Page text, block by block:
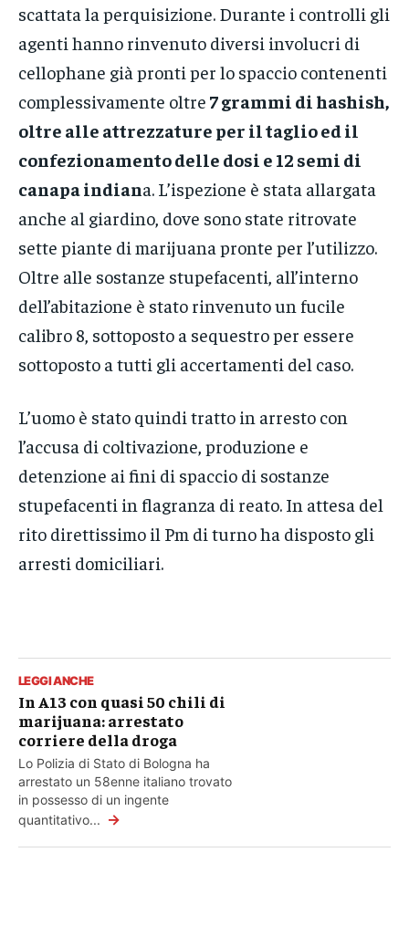
scattata la perquisizione. Durante i controlli gli
agenti hanno rinvenuto diversi involucri di
cellophane già pronti per lo spaccio contenenti
complessivamente oltre 7 grammi di hashish,
oltre alle attrezzature per il taglio ed il
confezionamento delle dosi e 12 semi di
canapa indiana. L’ispezione è stata allargata
anche al giardino, dove sono state ritrovate
sette piante di marijuana pronte per l’utilizzo.
Oltre alle sostanze stupefacenti, all’interno
dell’abitazione è stato rinvenuto un fucile
calibro 8, sottoposto a sequestro per essere
sottoposto a tutti gli accertamenti del caso.
L’uomo è stato quindi tratto in arresto con
l’accusa di coltivazione, produzione e
detenzione ai fini di spaccio di sostanze
stupefacenti in flagranza di reato. In attesa del
rito direttissimo il Pm di turno ha disposto gli
arresti domiciliari.
LEGGI ANCHE
In A13 con quasi 50 chili di
marijuana: arrestato
corriere della droga
Lo Polizia di Stato di Bologna ha
arrestato un 58enne italiano trovato
in possesso di un ingente
quantitativo... →